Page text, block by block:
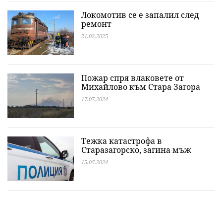
Локомотив се е запалил след
ремонт
21.02.2025
Пожар спря влаковете от
Михайлово към Стара Загора
17.07.2024
Тежка катастрофа в
Старазагорско, загина мъж
15.05.2024